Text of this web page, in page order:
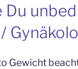
Du
Gewicht